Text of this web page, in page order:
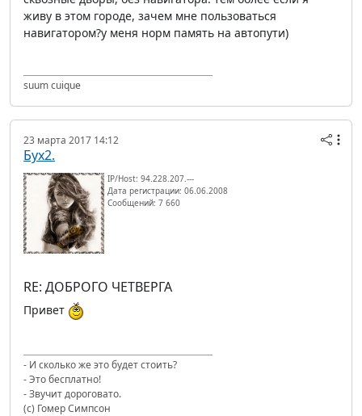
живу в этом городе, зачем мне пользоваться
навигатором?у меня норм память на автопути)
suum cuique
23 марта 2017 14:12
Бух2.
IP/Host: 94.228.207.---
Дата регистрации: 06.06.2008
Сообщений: 7 660
RE: ДОБРОГО ЧЕТВЕРГА
Привет
- И сколько же это будет стоить?
- Это бесплатно!
- Звучит дороговато.
(с) Гомер Симпсон